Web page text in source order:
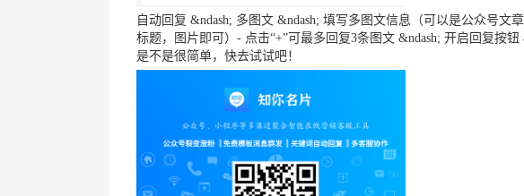
自动回复 &ndash; 多图文 &ndash; 填写多图文信息（可以是公众号文
标题，图片即可）- 点击“+”可最多回复3条图文 &ndash; 开启回复按钮
是不是很简单，快去试试吧！